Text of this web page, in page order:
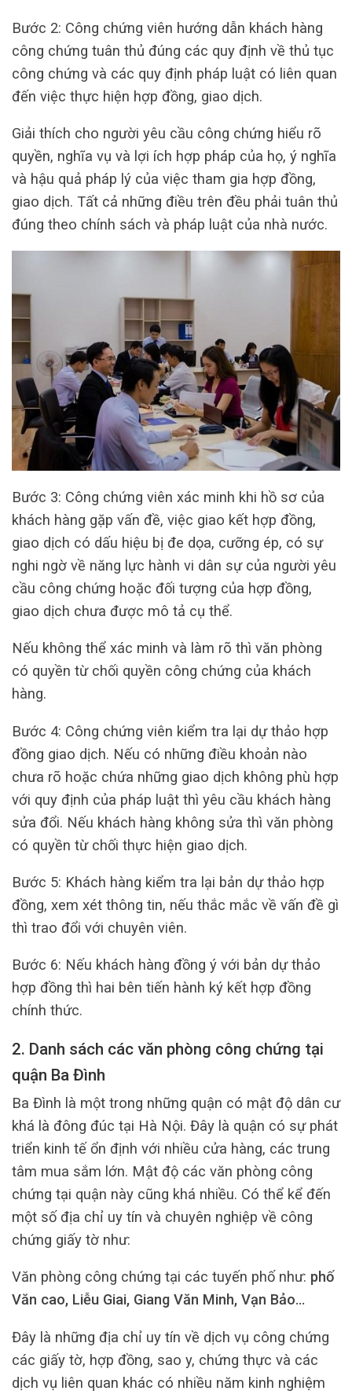
Bước 2: Công chứng viên hướng dẫn khách hàng
công chứng tuân thủ đúng các quy định về thủ tục
công chứng và các quy định pháp luật có liên quan
đến việc thực hiện hợp đồng, giao dịch.
Giải thích cho người yêu cầu công chứng hiểu rõ
quyền, nghĩa vụ và lợi ích hợp pháp của họ, ý nghĩa
và hậu quả pháp lý của việc tham gia hợp đồng,
giao dịch. Tất cả những điều trên đều phải tuân thủ
đúng theo chính sách và pháp luật của nhà nước.
Bước 3: Công chứng viên xác minh khi hồ sơ của
khách hàng gặp vấn đề, việc giao kết hợp đồng,
giao dịch có dấu hiệu bị đe dọa, cưỡng ép, có sự
nghi ngờ về năng lực hành vi dân sự của người yêu
cầu công chứng hoặc đối tượng của hợp đồng,
giao dịch chưa được mô tả cụ thể.
Nếu không thể xác minh và làm rõ thì văn phòng
có quyền từ chối quyền công chứng của khách
hàng.
Bước 4: Công chứng viên kiểm tra lại dự thảo hợp
đồng giao dịch. Nếu có những điều khoản nào
chưa rõ hoặc chứa những giao dịch không phù hợp
với quy định của pháp luật thì yêu cầu khách hàng
sửa đổi. Nếu khách hàng không sửa thì văn phòng
có quyền từ chối thực hiện giao dịch.
Bước 5: Khách hàng kiểm tra lại bản dự thảo hợp
đồng, xem xét thông tin, nếu thắc mắc về vấn đề gì
thì trao đổi với chuyên viên.
Bước 6: Nếu khách hàng đồng ý với bản dự thảo
hợp đồng thì hai bên tiến hành ký kết hợp đồng
chính thức.
2. Danh sách các văn phòng công chứng tại
quận Ba Đình
Ba Đình là một trong những quận có mật độ dân cư
khá là đông đúc tại Hà Nội. Đây là quận có sự phát
triển kinh tế ổn định với nhiều cửa hàng, các trung
tâm mua sắm lớn. Mật độ các văn phòng công
chứng tại quận này cũng khá nhiều. Có thể kể đến
một số địa chỉ uy tín và chuyên nghiệp về công
chứng giấy tờ như:
Văn phòng công chứng tại các tuyến phố như: phố
Văn cao, Liễu Giai, Giang Văn Minh, Vạn Bảo…
Đây là những địa chỉ uy tín về dịch vụ công chứng
các giấy tờ, hợp đồng, sao y, chứng thực và các
dịch vụ liên quan khác có nhiều năm kinh nghiệm